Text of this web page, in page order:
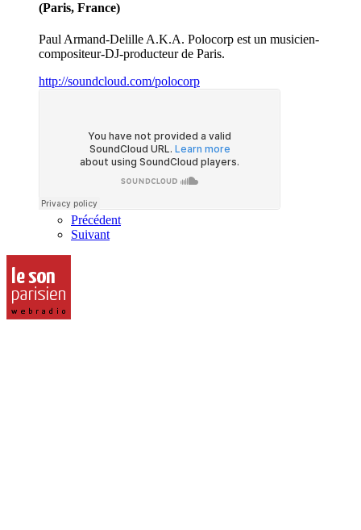
(Paris, France)
Paul Armand-Delille A.K.A. Polocorp est un musicien-
compositeur-DJ-producteur de Paris.
http://soundcloud.com/polocorp
Précédent
Suivant